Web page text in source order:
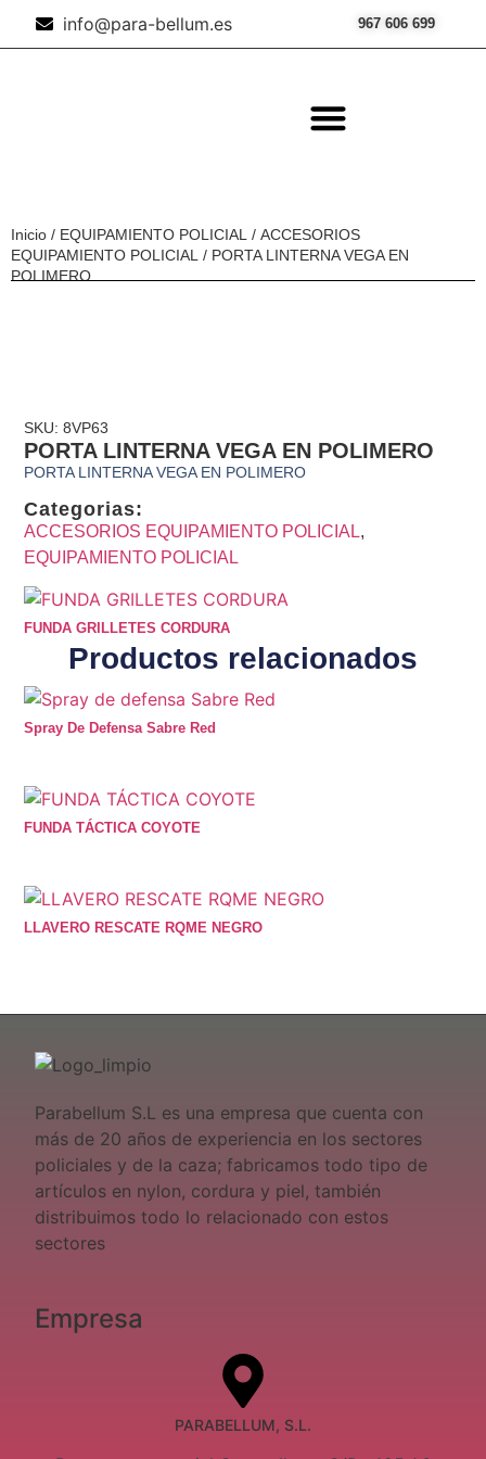
info@para-bellum.es 967 606 699
Inicio / EQUIPAMIENTO POLICIAL / ACCESORIOS
EQUIPAMIENTO POLICIAL / PORTA LINTERNA VEGA EN
POLIMERO
SKU: 8VP63
PORTA LINTERNA VEGA EN POLIMERO
PORTA LINTERNA VEGA EN POLIMERO
Categorias:
ACCESORIOS EQUIPAMIENTO POLICIAL,
EQUIPAMIENTO POLICIAL
Productos relacionados
FUNDA GRILLETES CORDURA
Spray De Defensa Sabre Red
FUNDA TÁCTICA COYOTE
LLAVERO RESCATE RQME NEGRO
Parabellum S.L es una empresa que cuenta con
más de 20 años de experiencia en los sectores
policiales y de la caza; fabricamos todo tipo de
artículos en nylon, cordura y piel, también
distribuimos todo lo relacionado con estos
sectores
Empresa
PARABELLUM, S.L.